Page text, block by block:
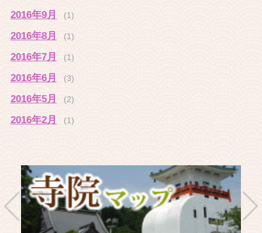
2016年9月 (1)
2016年8月 (1)
2016年7月 (1)
2016年6月 (3)
2016年5月 (2)
2016年2月 (1)